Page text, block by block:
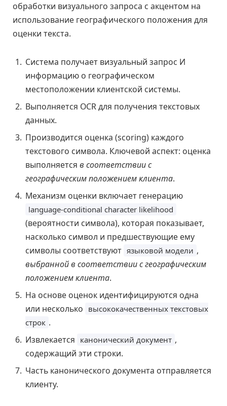
обработки визуального запроса с акцентом на
использование географического положения для
оценки текста.
Система получает визуальный запрос И
информацию о географическом
местоположении клиентской системы.
Выполняется OCR для получения текстовых
данных.
Производится оценка (scoring) каждого
текстового символа. Ключевой аспект: оценка
выполняется в соответствии с
географическим положением клиента.
Механизм оценки включает генерацию
language-conditional character likelihood
(вероятности символа), которая показывает,
насколько символ и предшествующие ему
символы соответствуют языковой модели ,
выбранной в соответствии с географическим
положением клиента.
На основе оценок идентифицируются одна
или несколько высококачественных текстовых
строк .
Извлекается канонический документ ,
содержащий эти строки.
Часть канонического документа отправляется
клиенту.